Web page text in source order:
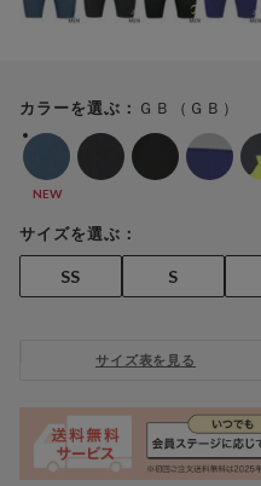
カラーを選ぶ： ＧＢ（ＧＢ）
NEW
サイズを選ぶ：
SS S
サイズ表を見る